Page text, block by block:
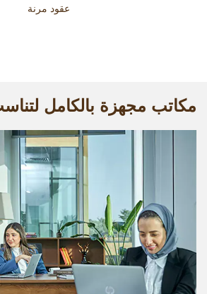
عقود مرنة
مكاتب مجهزة بالكامل